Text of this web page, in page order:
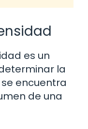
es un
la
encuentra
de una